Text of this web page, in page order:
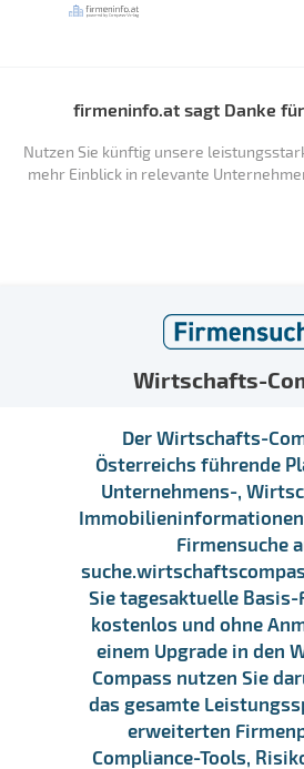
firmeninfo.at sagt Danke
Nutzen Sie künftig unsere
mehr Einblick in relevante
Wirtschafts-
Der Wirtschafts-
Österreichs führende
Unternehmens-,
Firmensuche
Sie tagesaktuelle
kostenlos und ohne
einem Upgrade in den
Compass nutzen Sie
das gesamte
erweiterten
Compliance-Tools,